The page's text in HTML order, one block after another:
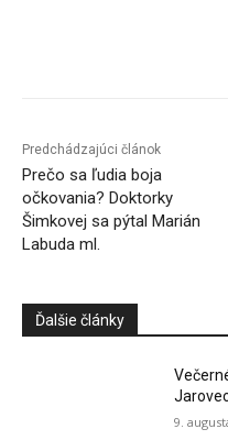
Predchádzajúci článok
Prečo sa ľudia boja
očkovania? Doktorky
Šimkovej sa pýtal Marián
Labuda ml.
Ďalšie články
9.